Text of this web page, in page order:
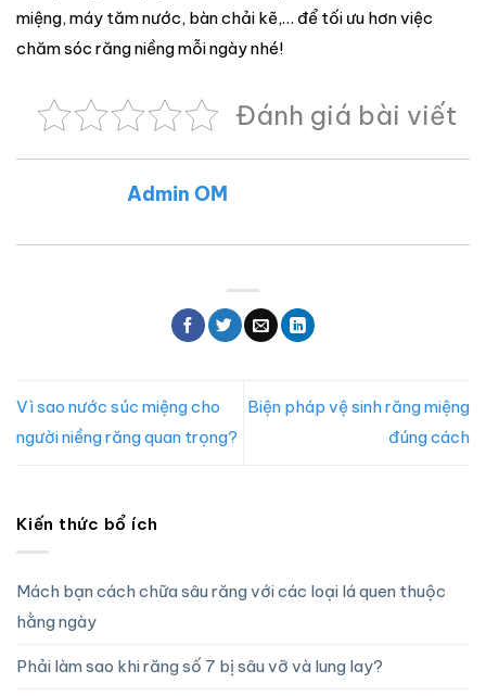
miệng, máy tăm nước, bàn chải kẽ,… để tối ưu hơn việc
chăm sóc răng niềng mỗi ngày nhé!
Đánh giá bài viết
Admin OM
Vì sao nước súc miệng cho
người niềng răng quan trọng?
Biện pháp vệ sinh răng miệng
đúng cách
Kiến thức bổ ích
Mách bạn cách chữa sâu răng với các loại lá quen thuộc
hằng ngày
Phải làm sao khi răng số 7 bị sâu vỡ và lung lay?